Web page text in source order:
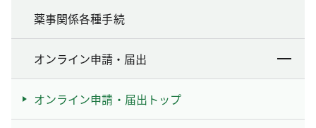
薬事関係各種手続
オンライン申請・届出
オンライン申請・届出トップ